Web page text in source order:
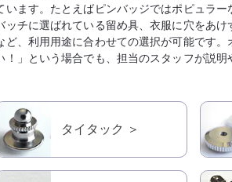
ます。たとえばピンバッジではポピュラ
チに選ばれている留め具、衣服に穴をあ
、利用用途に合わせての選択が可能です
」という場合でも、担当のスタッフが説
タイタック ＞